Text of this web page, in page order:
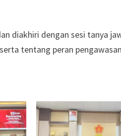
diakhiri dengan sesi tanya
tentang peran